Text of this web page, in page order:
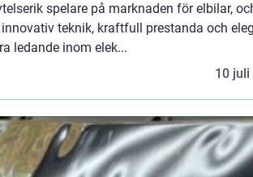
spelare på marknaden för elbilar,
teknik, kraftfull prestanda och
ledande inom elek...
10 juli